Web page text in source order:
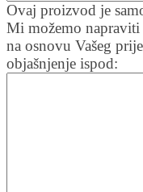
Ovaj proizvod je
Mi možemo
na osnovu Vašeg
objašnjenje ispod: